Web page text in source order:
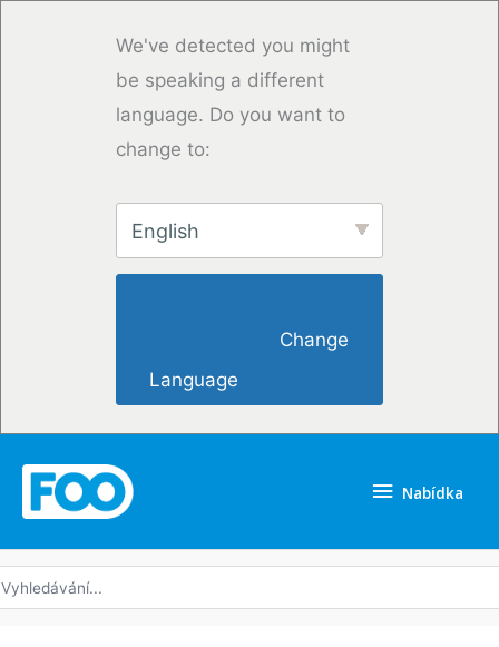
We've detected you might
be speaking a different
language. Do you want to
change to:
English
Language
Nabídka